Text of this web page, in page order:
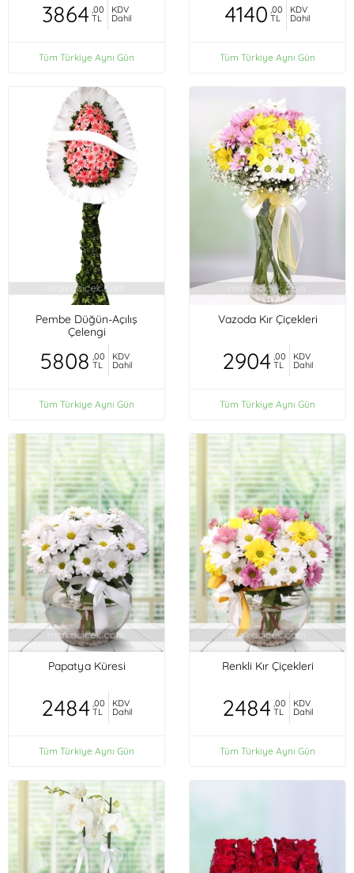
3864 ,00
TL
KDV
Dahil
Tüm Türkiye Aynı Gün
4140 ,00
TL
KDV
Dahil
Tüm Türkiye Aynı Gün
Pembe Düğün-Açılış
Çelengi
5808 ,00
TL
KDV
Dahil
Tüm Türkiye Aynı Gün
Vazoda Kır Çiçekleri
2904 ,00
TL
KDV
Dahil
Tüm Türkiye Aynı Gün
Papatya Küresi
2484 ,00
TL
KDV
Dahil
Tüm Türkiye Aynı Gün
Renkli Kır Çiçekleri
2484 ,00
TL
KDV
Dahil
Tüm Türkiye Aynı Gün